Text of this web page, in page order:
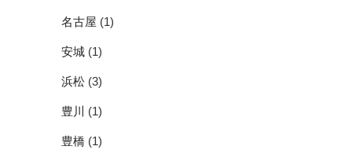
名古屋 (1)
安城 (1)
浜松 (3)
豊川 (1)
豊橋 (1)